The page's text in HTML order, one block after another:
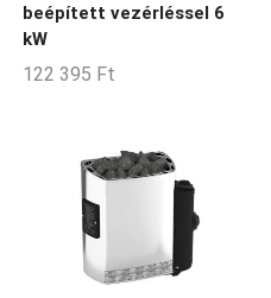
beépített vezérléssel 6
kW
122 395 Ft